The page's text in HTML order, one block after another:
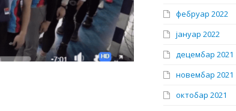
фебруар 2022
јануар 2022
децембар 2021
новембар 2021
октобар 2021